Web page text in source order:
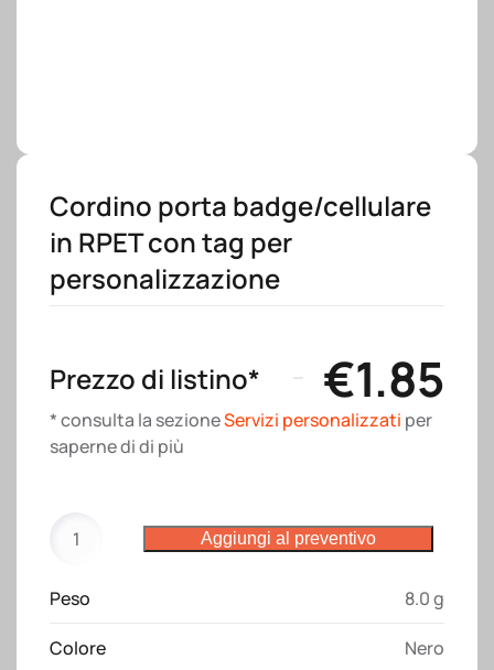
Cordino porta badge/cellulare
in RPET con tag per
personalizzazione
Prezzo di listino* €1.85
* consulta la sezioneServizi personalizzati per
saperne di di più
porta
in
RPET
con
Aggiungi al preventivo
Peso 8.0 g
Colore Nero